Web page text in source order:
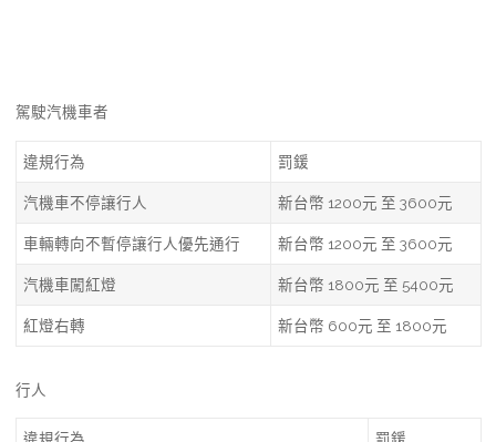
駕駛汽機車者
違規行為 罰鍰
汽機車不停讓行人 新台幣 1200元 至 3600元
車輛轉向不暫停讓行人優先通行 新台幣 1200元 至 3600元
汽機車闖紅燈 新台幣 1800元 至 5400元
紅燈右轉 新台幣 600元 至 1800元
行人